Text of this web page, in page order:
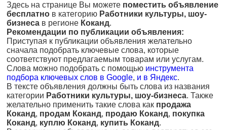
Здесь на странице Вы можете поместить объявление
бесплатно в категорию Работники культуры, шоу-
бизнеса в регионе Коканд.
Рекомендации по публикации объявления:
Приступая к публикации объявления желательно
сначала подобрать ключевые слова, которые
соответствуют предлагаемым товарам или услугам.
Слова можно подобрать с помощью инструмента
подбора ключевых слов в Google, и в Яндекс.
В тексте объявления должны быть слова из названия
категории Работники культуры, шоу-бизнеса. Также
желательно применить такие слова как продажа
Коканд, продам Коканд, продаю Коканд, покупка
Коканд, куплю Коканд, купить Коканд.